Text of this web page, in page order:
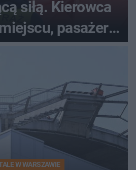
siłą. Kierowca
pasażer
o życie
W WARSZAWIE